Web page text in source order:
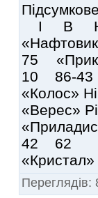
І В
75
10 86-
42 62
Переглядів: